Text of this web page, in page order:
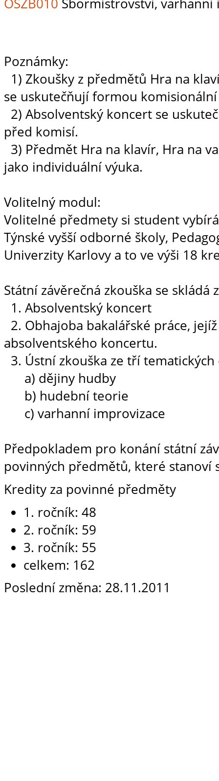
Poznámky:
1) Zkoušky z předmětů Hra na
se uskutečňují formou
2) Absolventský koncert se
před komisí.
3) Předmět Hra na klavír, Hra na
jako individuální výuka.
Volitelný modul:
Volitelné předmety si student
Týnské vyšší odborné školy,
Univerzity Karlovy a to ve výši 18
Státní závěrečná zkouška se skládá
1. Absolventský koncert
2. Obhajoba bakalářské práce,
absolventského koncertu.
3. Ústní zkouška ze tří
a) dějiny hudby
b) hudební teorie
c) varhanní improvizace
Předpokladem pro konání státní
povinných předmětů, které stanoví
Kredity za povinné předměty
1. ročník: 48
2. ročník: 59
3. ročník: 55
celkem: 162
Poslední změna: 28.11.2011